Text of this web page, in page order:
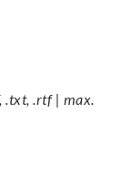
.txt, .rtf | max.